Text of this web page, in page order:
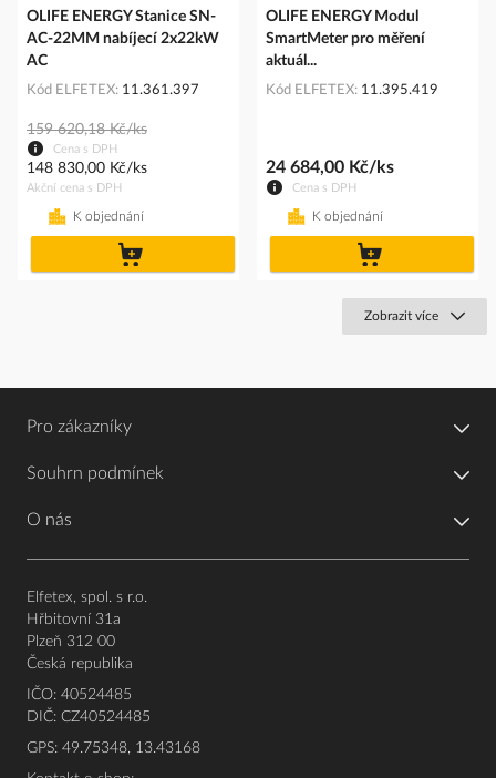
OLIFE ENERGY Stanice SN-
AC-22MM nabíjecí 2x22kW
AC
Kód ELFETEX 11.361.397
Cena s DPH
159 620,18 Kč/ks
Akční cena s DPH
148 830,00 Kč/ks
K objednání
OLIFE ENERGY Modul
SmartMeter pro měření
aktuál...
Kód ELFETEX 11.395.419
Cena s DPH
24 684,00 Kč/ks
K objednání
Zobrazit více
Pro zákazníky
Souhrn podmínek
O nás
Elfetex, spol. s r.o.
Hřbitovní 31a
Plzeň 312 00
Česká republika
IČO: 40524485
DIČ: CZ40524485
GPS: 49.75348, 13.43168